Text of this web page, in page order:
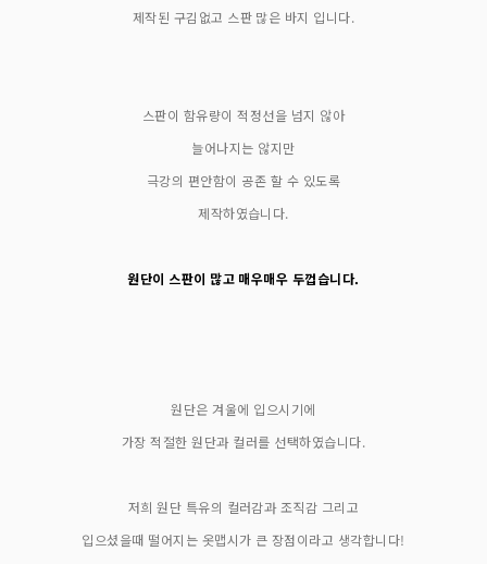
제작된 구김없고 스판 많은 바지 입니다.
스판이 함유량이 적정선을 넘지 않아
늘어나지는 않지만
극강의 편안함이 공존 할 수 있도록
제작하였습니다.
원단이 스판이 많고 매우매우 두껍습니다.
원단은 겨울에 입으시기에
가장 적절한 원단과 컬러를 선택하였습니다.
저희 원단 특유의 컬러감과 조직감 그리고
입으셨을때 떨어지는 옷맵시가 큰 장점이라고 생각합니다!